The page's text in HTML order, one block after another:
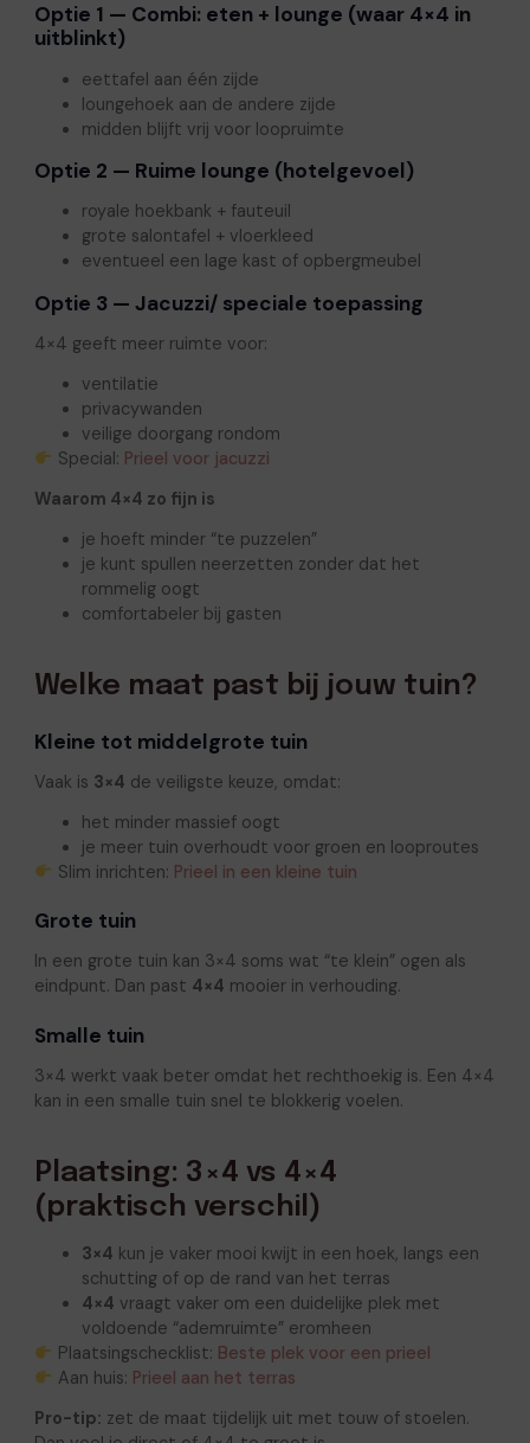
Optie 1 — Combi: eten + lounge (waar 4×4 in
uitblinkt)
eettafel aan één zijde
loungehoek aan de andere zijde
midden blijft vrij voor loopruimte
Optie 2 — Ruime lounge (hotelgevoel)
royale hoekbank + fauteuil
grote salontafel + vloerkleed
eventueel een lage kast of opbergmeubel
Optie 3 — Jacuzzi/ speciale toepassing
4×4 geeft meer ruimte voor:
ventilatie
privacywanden
veilige doorgang rondom
Special: Prieel voor jacuzzi
Waarom 4×4 zo fijn is
je hoeft minder “te puzzelen”
je kunt spullen neerzetten zonder dat het
rommelig oogt
comfortabeler bij gasten
Welke maat past bij jouw tuin?
Kleine tot middelgrote tuin
Vaak is 3×4 de veiligste keuze, omdat:
het minder massief oogt
je meer tuin overhoudt voor groen en looproutes
Slim inrichten: Prieel in een kleine tuin
Grote tuin
In een grote tuin kan 3×4 soms wat “te klein” ogen als
eindpunt. Dan past 4×4 mooier in verhouding.
Smalle tuin
3×4 werkt vaak beter omdat het rechthoekig is. Een 4×4
kan in een smalle tuin snel te blokkerig voelen.
Plaatsing: 3×4 vs 4×4
(praktisch verschil)
3×4 kun je vaker mooi kwijt in een hoek, langs een
schutting of op de rand van het terras
4×4 vraagt vaker om een duidelijke plek met
voldoende “ademruimte” eromheen
Plaatsingschecklist: Beste plek voor een prieel
Aan huis: Prieel aan het terras
Pro-tip: zet de maat tijdelijk uit met touw of stoelen.